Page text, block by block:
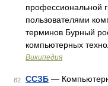
профессиональной
пользователями
терминов Бурный
компьютерных
Википедия
82 ССЗБ —